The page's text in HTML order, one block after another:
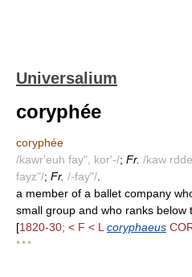
Universalium
coryphée
coryphée
/kawr'euh fay", kor'-/; Fr. /kaw
fayz"/; Fr. /-fay"/
a member of a ballet company
small group and who ranks below
[1820-30; < F < L coryphaeus
* * *